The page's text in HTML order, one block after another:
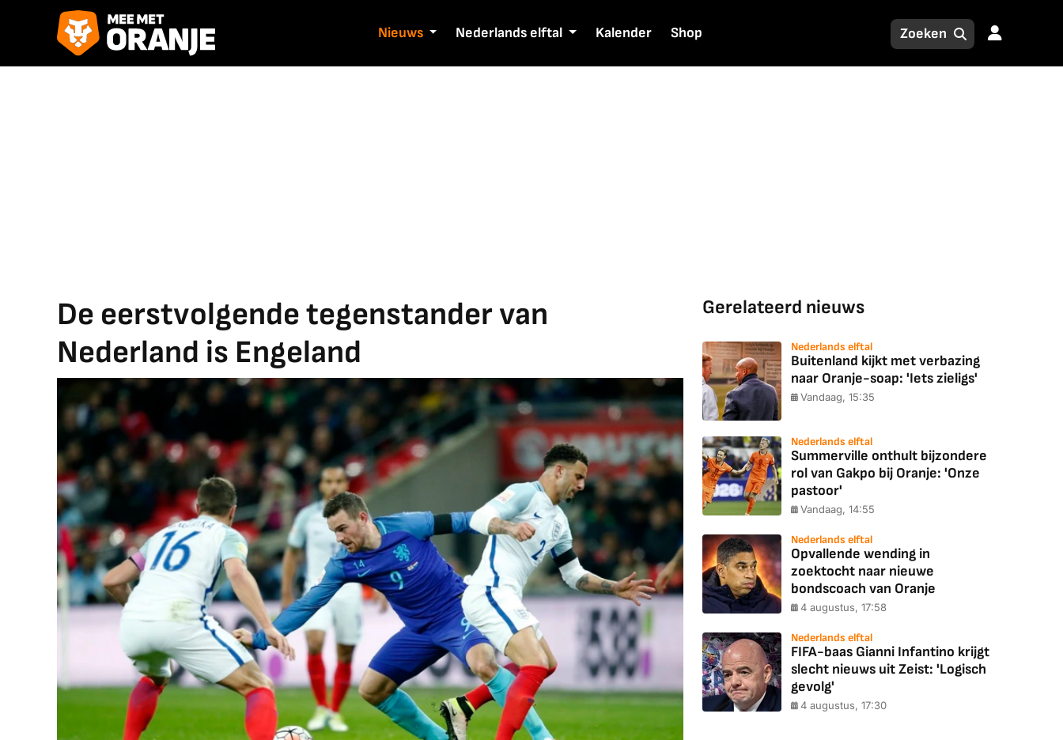
Nieuws Nederlands elftal Kalender Shop
De eerstvolgende tegenstander van
Nederland is Engeland
Gerelateerd nieuws
Nederlands elftal
Buitenland kijkt met verbazing
naar Oranje-soap: 'Iets zieligs'
Vandaag, 15:35
Nederlands elftal
Summerville onthult bijzondere
rol van Gakpo bij Oranje: 'Onze
pastoor'
Vandaag, 14:55
Nederlands elftal
Opvallende wending in
zoektocht naar nieuwe
bondscoach van Oranje
4 augustus, 17:58
Nederlands elftal
FIFA-baas Gianni Infantino krijgt
slecht nieuws uit Zeist: 'Logisch
gevolg'
4 augustus, 17:30